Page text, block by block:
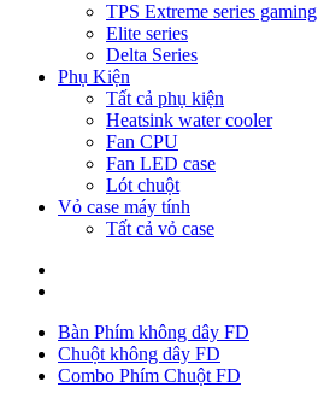
TPS Extreme series gaming
Elite series
Delta Series
Phụ Kiện
Tất cả phụ kiện
Heatsink water cooler
Fan CPU
Fan LED case
Lót chuột
Vỏ case máy tính
Tất cả vỏ case
Bàn Phím không dây FD
Chuột không dây FD
Combo Phím Chuột FD